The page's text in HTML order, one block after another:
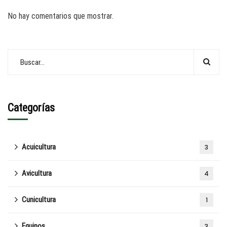
No hay comentarios que mostrar.
Categorías
Acuicultura 3
Avicultura 4
Cunicultura 1